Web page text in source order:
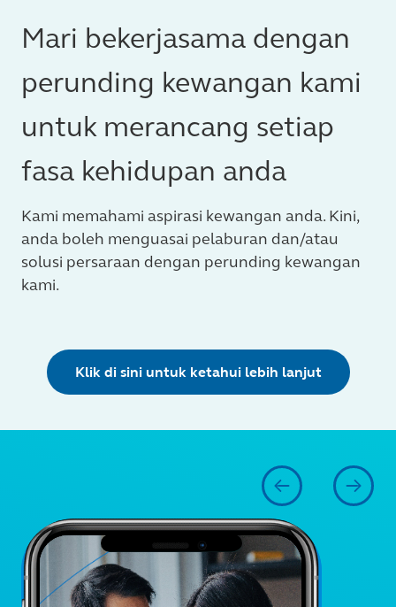
Mari bekerjasama dengan
perunding kewangan kami
untuk merancang setiap
fasa kehidupan anda
Kami memahami aspirasi kewangan anda. Kini,
anda boleh menguasai pelaburan dan/atau
solusi persaraan dengan perunding kewangan
kami.
Klik di sini untuk ketahui lebih lanjut